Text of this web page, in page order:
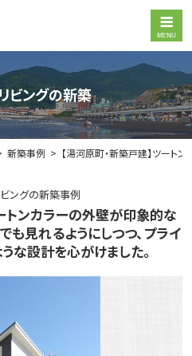
ビングの新築
新築事例 【湯河原町・新築戸建】ツート
ビングの新築事例
トンカラーの外壁が印象的な
も見れるようにしつつ、プライ
な設計を心がけました。